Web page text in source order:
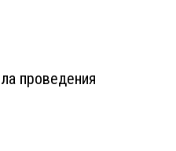
проведения